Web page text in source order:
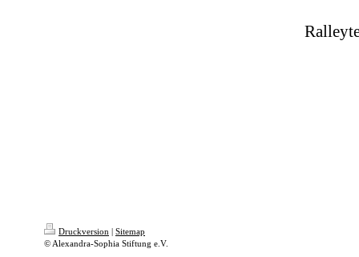
Druckversion | Sitemap
© Alexandra-Sophia Stiftung e.V.